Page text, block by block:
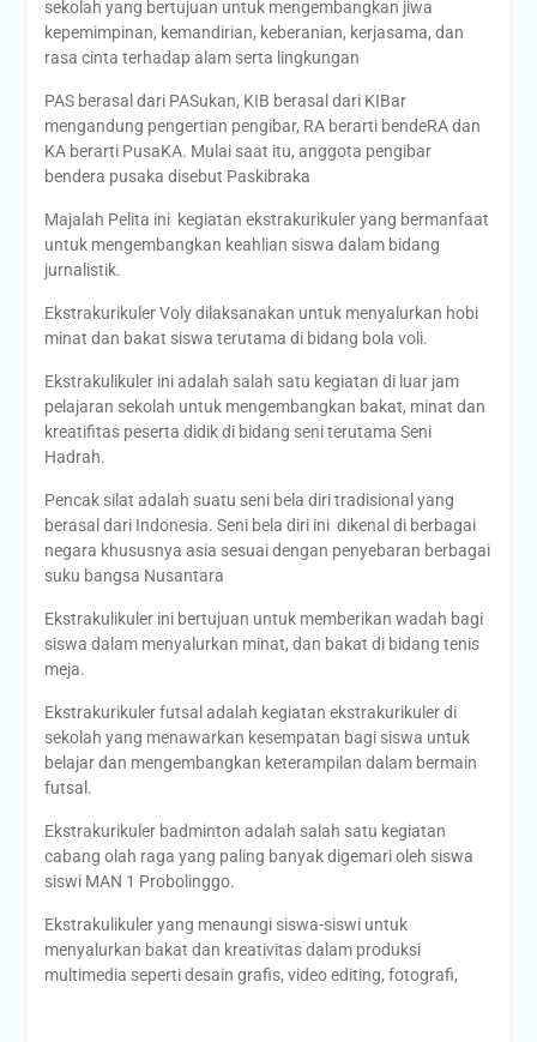
sekolah yang bertujuan untuk mengembangkan jiwa
kepemimpinan, kemandirian, keberanian, kerjasama, dan
rasa cinta terhadap alam serta lingkungan
PAS berasal dari PASukan, KIB berasal dari KIBar
mengandung pengertian pengibar, RA berarti bendeRA dan
KA berarti PusaKA. Mulai saat itu, anggota pengibar
bendera pusaka disebut Paskibraka
Majalah Pelita ini kegiatan ekstrakurikuler yang bermanfaat
untuk mengembangkan keahlian siswa dalam bidang
jurnalistik.
Ekstrakurikuler Voly dilaksanakan untuk menyalurkan hobi
minat dan bakat siswa terutama di bidang bola voli.
Ekstrakulikuler ini adalah salah satu kegiatan di luar jam
pelajaran sekolah untuk mengembangkan bakat, minat dan
kreatifitas peserta didik di bidang seni terutama Seni
Hadrah.
Pencak silat adalah suatu seni bela diri tradisional yang
berasal dari Indonesia. Seni bela diri ini dikenal di berbagai
negara khususnya asia sesuai dengan penyebaran berbagai
suku bangsa Nusantara
Ekstrakulikuler ini bertujuan untuk memberikan wadah bagi
siswa dalam menyalurkan minat, dan bakat di bidang tenis
meja.
Ekstrakurikuler futsal adalah kegiatan ekstrakurikuler di
sekolah yang menawarkan kesempatan bagi siswa untuk
belajar dan mengembangkan keterampilan dalam bermain
futsal.
Ekstrakurikuler badminton adalah salah satu kegiatan
cabang olah raga yang paling banyak digemari oleh siswa
siswi MAN 1 Probolinggo.
Ekstrakulikuler yang menaungi siswa-siswi untuk
menyalurkan bakat dan kreativitas dalam produksi
multimedia seperti desain grafis, video editing, fotografi,